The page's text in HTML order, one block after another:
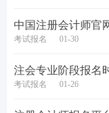
中国注册会计师官
考试报名 01-30
注会专业阶段报名
考试报名 01-26